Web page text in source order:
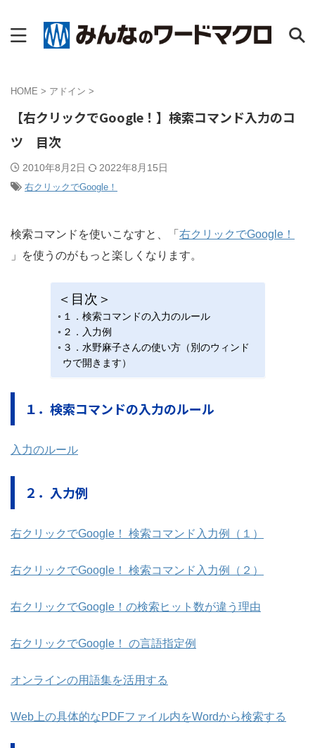
HOME > アドイン >
【右クリックでGoogle！】検索コマンド入力のコ
ツ 目次
2010年8月2日 2022年8月15日
右クリックでGoogle！
検索コマンドを使いこなすと、「 右クリックでGoogle！
」を使うのがもっと楽しくなります。
＜目次＞
１．検索コマンドの入力のルール
２．入力例
３．水野麻子さんの使い方（別のウィンド
ウで開きます）
１．検索コマンドの入力のルール
入力のルール
２．入力例
右クリックでGoogle！ 検索コマンド入力例（１）
右クリックでGoogle！ 検索コマンド入力例（２）
右クリックでGoogle！の検索ヒット数が違う理由
右クリックでGoogle！ の言語指定例
オンラインの用語集を活用する
Web上の具体的なPDFファイル内をWordから検索する